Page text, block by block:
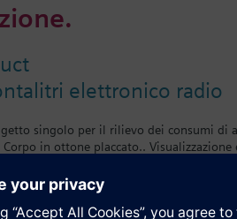
elettronico radio
singolo per il rilievo dei consumi di
Corpo in ottone placcato..
in un unico modello e nelle
h o 2.5 m³/h